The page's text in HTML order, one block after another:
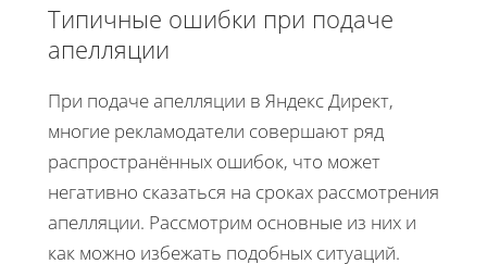
Типичные ошибки при подаче
апелляции
При подаче апелляции в Яндекс Директ,
многие рекламодатели совершают ряд
распространённых ошибок, что может
негативно сказаться на сроках рассмотрения
апелляции. Рассмотрим основные из них и
как можно избежать подобных ситуаций.